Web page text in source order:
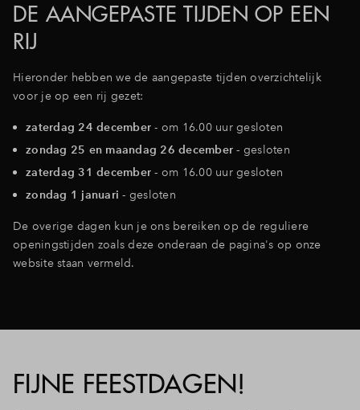
DE AANGEPASTE TIJDEN OP EEN
RIJ
Hieronder hebben we de aangepaste tijden overzichtelijk
voor je op een rij gezet:
zaterdag 24 december - om 16.00 uur gesloten
zondag 25 en maandag 26 december - gesloten
zaterdag 31 december - om 16.00 uur gesloten
zondag 1 januari - gesloten
De overige dagen kun je ons bereiken op de reguliere
openingstijden zoals deze onderaan de pagina's op onze
website staan vermeld.
FIJNE FEESTDAGEN!